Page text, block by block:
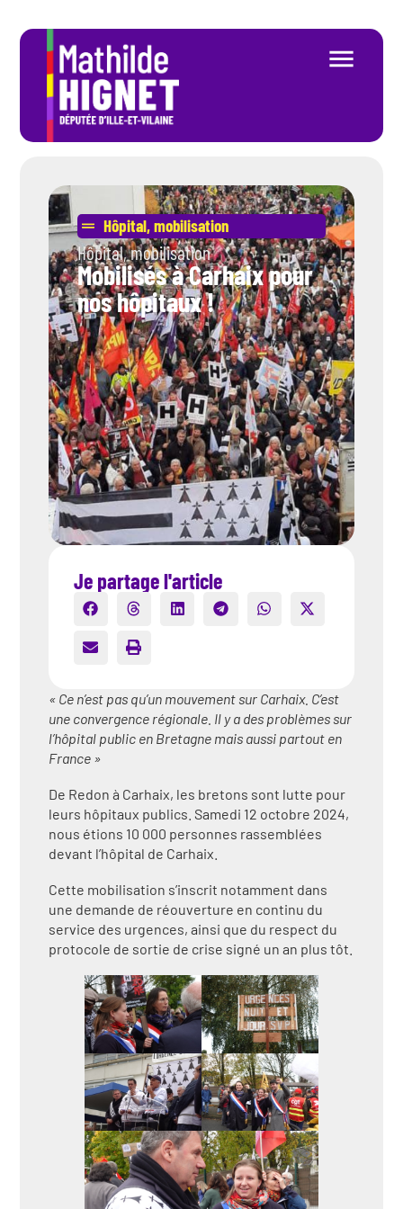
Hôpital,mobilisation
Hôpital,mobilisation
Mobilisés à Carhaix pour
nos hôpitaux !
Je partage l'article
« Ce n’est pas qu’un mouvement sur Carhaix. C’est
une convergence régionale. Il y a des problèmes sur
l’hôpital public en Bretagne mais aussi partout en
France »
De Redon à Carhaix, les bretons sont lutte pour
leurs hôpitaux publics. Samedi 12 octobre 2024,
nous étions 10 000 personnes rassemblées
devant l’hôpital de Carhaix.
Cette mobilisation s’inscrit notamment dans
une demande de réouverture en continu du
service des urgences, ainsi que du respect du
protocole de sortie de crise signé un an plus tôt.